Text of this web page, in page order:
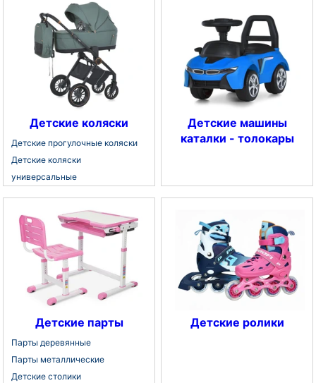
Детские коляски
Детские прогулочные коляски
Детские коляски
универсальные
Детские машины
каталки - толокары
Детские парты
Парты деревянные
Парты металлические
Детские столики
Детские ролики